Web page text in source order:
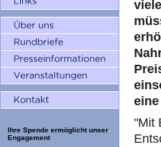
Ihre Spende ermöglicht unser
Engagement
"Mit